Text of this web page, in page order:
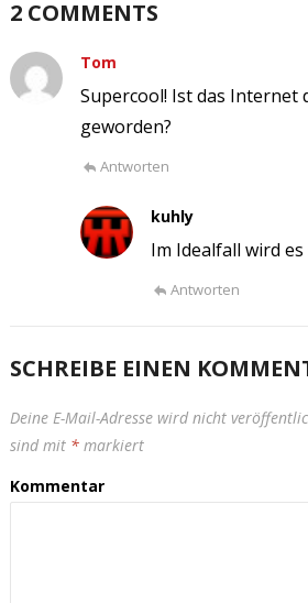
2 COMMENTS
Tom
Supercool! Ist das Internet
geworden?
Antworten
kuhly
Im Idealfall wird
Antworten
SCHREIBE EINEN
Deine E-Mail-Adresse wird nicht
sind mit *markiert
Kommentar